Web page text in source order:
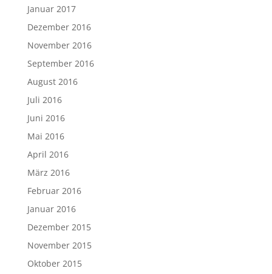
Januar 2017
Dezember 2016
November 2016
September 2016
August 2016
Juli 2016
Juni 2016
Mai 2016
April 2016
März 2016
Februar 2016
Januar 2016
Dezember 2015
November 2015
Oktober 2015